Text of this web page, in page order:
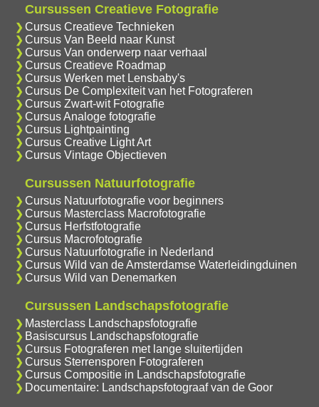
Cursussen Creatieve Fotografie
Cursus Creatieve Technieken
Cursus Van Beeld naar Kunst
Cursus Van onderwerp naar verhaal
Cursus Creatieve Roadmap
Cursus Werken met Lensbaby's
Cursus De Complexiteit van het Fotograferen
Cursus Zwart-wit Fotografie
Cursus Analoge fotografie
Cursus Lightpainting
Cursus Creative Light Art
Cursus Vintage Objectieven
Cursussen Natuurfotografie
Cursus Natuurfotografie voor beginners
Cursus Masterclass Macrofotografie
Cursus Herfstfotografie
Cursus Macrofotografie
Cursus Natuurfotografie in Nederland
Cursus Wild van de Amsterdamse Waterleidingduinen
Cursus Wild van Denemarken
Cursussen Landschapsfotografie
Masterclass Landschapsfotografie
Basiscursus Landschapsfotografie
Cursus Fotograferen met lange sluitertijden
Cursus Sterrensporen Fotograferen
Cursus Compositie in Landschapsfotografie
Documentaire: Landschapsfotograaf van de Goor